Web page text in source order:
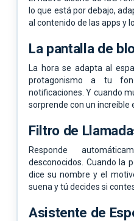
lo que está por debajo,
al contenido de las apps y
La pantalla de
La hora se adapta al
protagonismo a tu
notificaciones. Y cuando
sorprende con un increíble
Filtro de
Responde
desconocidos. Cuando la
dice su nombre y el
suena y tú decides si
Asistente de